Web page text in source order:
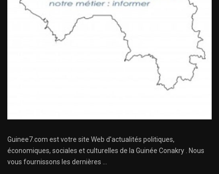
Guinee7.com est votre site Web d'actualités politiques,
économiques, sociales et culturelles de la Guinée Conakry . Nous
vous fournissons les dernières ...